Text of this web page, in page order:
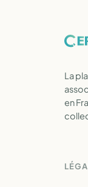
La
en